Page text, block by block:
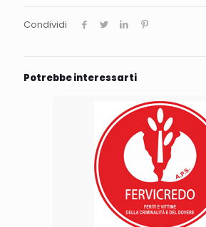
Condividi
Potrebbe interessarti